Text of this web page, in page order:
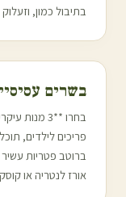
בתיבול כמון,
בשרים
בחרו **3
פריכים לילדים,
ברוטב פטריות
אורז לנטריה או